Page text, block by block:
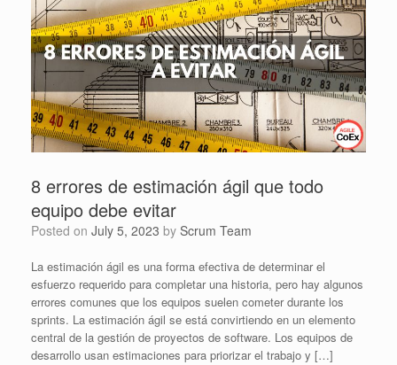
8 errores de estimación ágil que todo
equipo debe evitar
Posted on July 5, 2023 by Scrum Team
La estimación ágil es una forma efectiva de determinar el
esfuerzo requerido para completar una historia, pero hay algunos
errores comunes que los equipos suelen cometer durante los
sprints. La estimación ágil se está convirtiendo en un elemento
central de la gestión de proyectos de software. Los equipos de
desarrollo usan estimaciones para priorizar el trabajo y […]